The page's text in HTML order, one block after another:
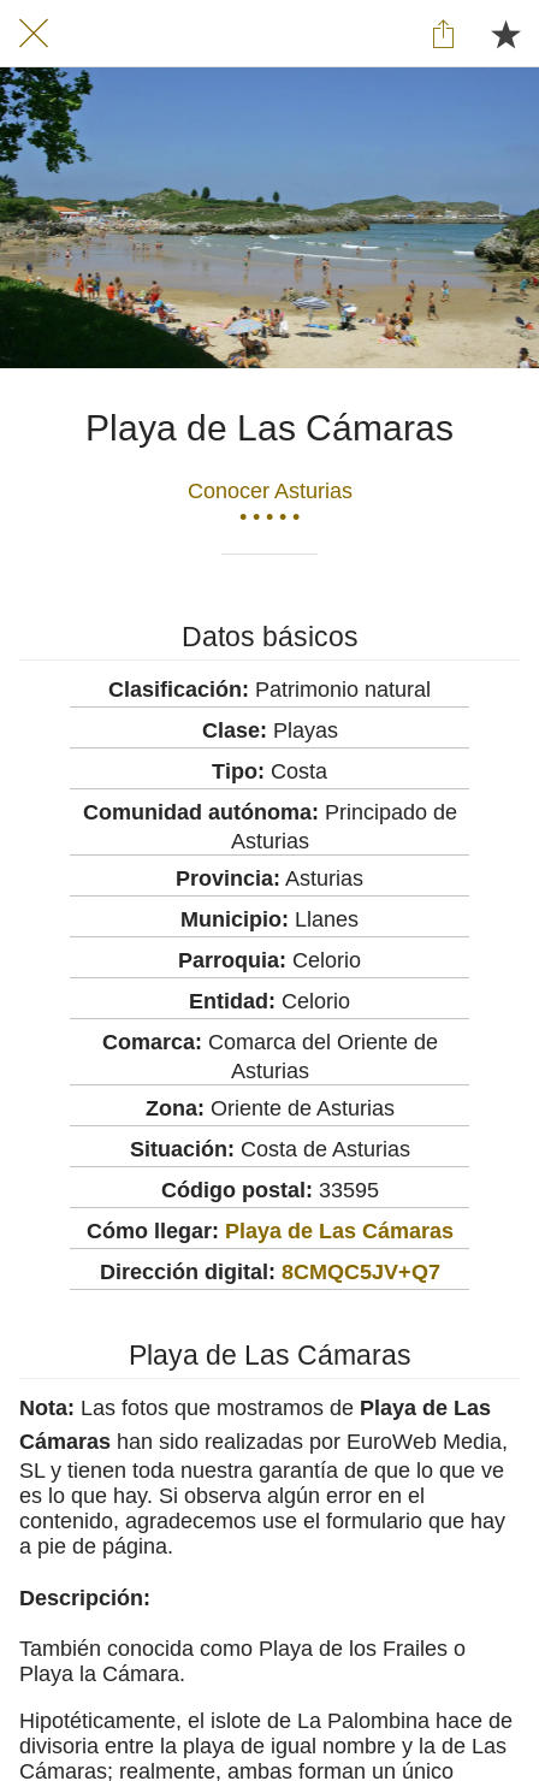
Playa de Las Cámaras
Conocer Asturias
• • • • •
Datos básicos
Clasificación: Patrimonio natural
Clase: Playas
Tipo: Costa
Comunidad autónoma: Principado de
Asturias
Provincia: Asturias
Municipio: Llanes
Parroquia: Celorio
Entidad: Celorio
Comarca: Comarca del Oriente de
Asturias
Zona: Oriente de Asturias
Situación: Costa de Asturias
Código postal: 33595
Cómo llegar: Playa de Las Cámaras
Dirección digital: 8CMQC5JV+Q7
Playa de Las Cámaras
Nota: Las fotos que mostramos de Playa de Las
Cámaras han sido realizadas por EuroWeb Media,
SL y tienen toda nuestra garantía de que lo que ve
es lo que hay. Si observa algún error en el
contenido, agradecemos use el formulario que hay
a pie de página.
Descripción:
También conocida como Playa de los Frailes o
Playa la Cámara.
Hipotéticamente, el islote de La Palombina hace de
divisoria entre la playa de igual nombre y la de Las
Cámaras; realmente, ambas forman un único